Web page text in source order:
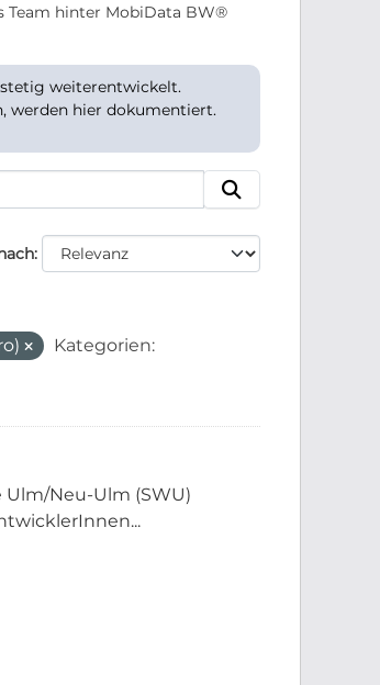
Team hinter MobiData BW®
weiterentwickelt.
werden hier dokumentiert.
Kategorien:
Neu-Ulm (SWU)